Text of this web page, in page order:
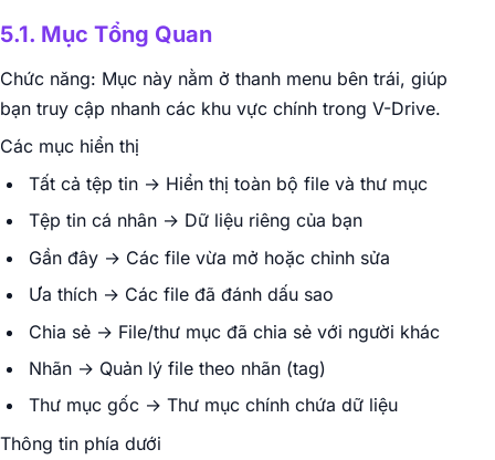
5.1. Mục Tổng Quan
Chức năng: Mục này nằm ở thanh menu bên trái, giúp
bạn truy cập nhanh các khu vực chính trong V-Drive.
Các mục hiển thị
Tất cả tệp tin → Hiển thị toàn bộ file và thư mục
Tệp tin cá nhân → Dữ liệu riêng của bạn
Gần đây → Các file vừa mở hoặc chỉnh sửa
Ưa thích → Các file đã đánh dấu sao
Chia sẻ → File/thư mục đã chia sẻ với người khác
Nhãn → Quản lý file theo nhãn (tag)
Thư mục gốc → Thư mục chính chứa dữ liệu
Thông tin phía dưới